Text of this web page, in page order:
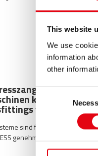
This website
We use
information
other
Consent
Selection
oder
können zum
verwendet
sind für Pressmaschinen
genehmigt.